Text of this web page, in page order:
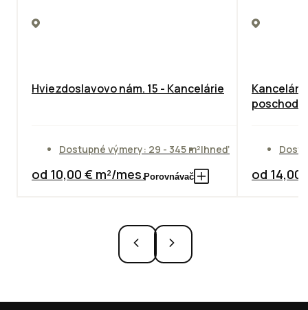
Hviezdoslavovo nám. 15 - Kancelárie
Dostupné výmery: 29 - 345 m²Ihneď
od 10,00 € m²/mes.Porovnávač
poschodie
od 14,00